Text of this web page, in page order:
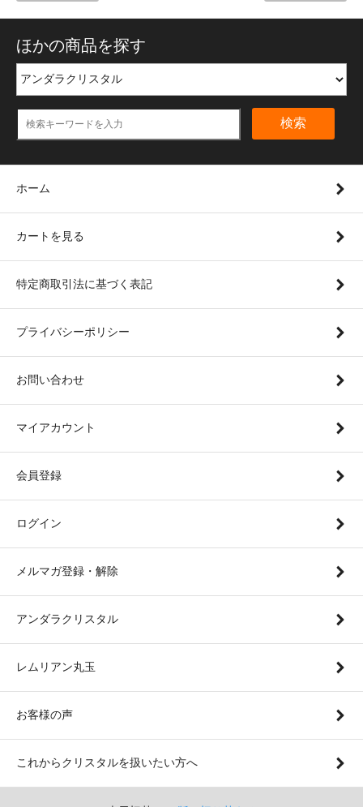
ほかの商品を探す
検索
ホーム
カートを見る
特定商取引法に基づく表記
プライバシーポリシー
お問い合わせ
マイアカウント
会員登録
ログイン
メルマガ登録・解除
アンダラクリスタル
レムリアン丸玉
お客様の声
これからクリスタルを扱いたい方へ